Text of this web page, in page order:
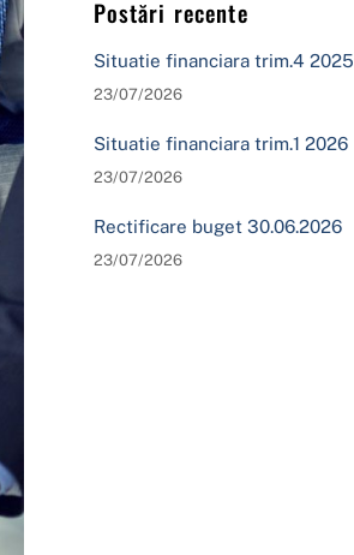
Postări recente
Situatie financiara trim.4 2025
23/07/2026
Situatie financiara trim.1 2026
23/07/2026
Rectificare buget 30.06.2026
23/07/2026